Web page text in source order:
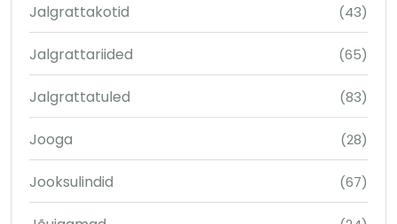
Jalgrattakotid (43)
Jalgrattariided (65)
Jalgrattatuled (83)
Jooga (28)
Jooksulindid (67)